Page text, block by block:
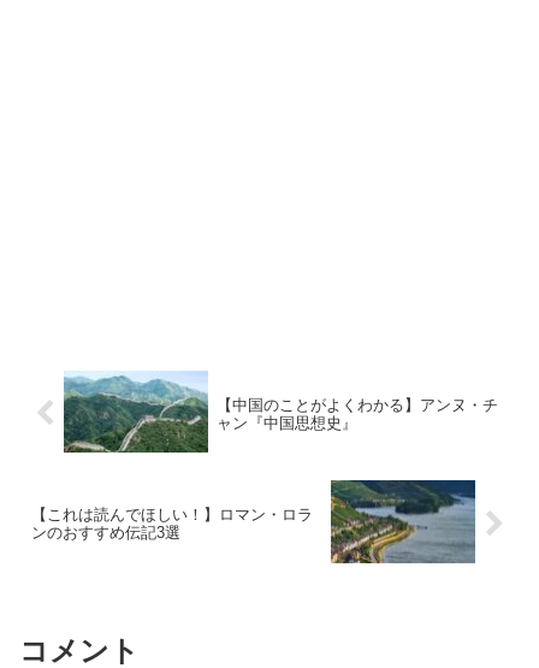
【中国のことがよくわかる】アンヌ・チ
ャン『中国思想史』
【これは読んでほしい！】ロマン・ロラ
ンのおすすめ伝記3選
コメント